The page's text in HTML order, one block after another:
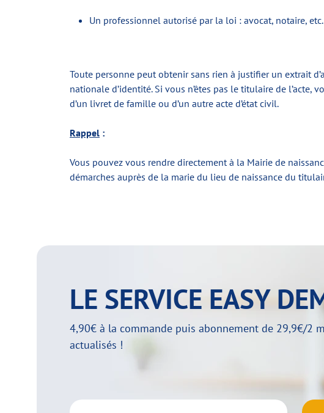
Un professionnel autorisé par la loi : avocat, notaire, etc.
Toute personne peut obtenir sans rien à justifier un extrait
nationale d’identité. Si vous n’êtes pas le titulaire de
d’un livret de famille ou d’un autre acte d’état civil.
Rappel :
Vous pouvez vous rendre directement à la Mairie de
démarches auprès de la marie du lieu de naissance du
LE SERVICE EASY
4,90€ à la commande puis abonnement de 29,9€/2
actualisés !